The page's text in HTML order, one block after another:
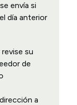
envía si
día anterior
su
de
a